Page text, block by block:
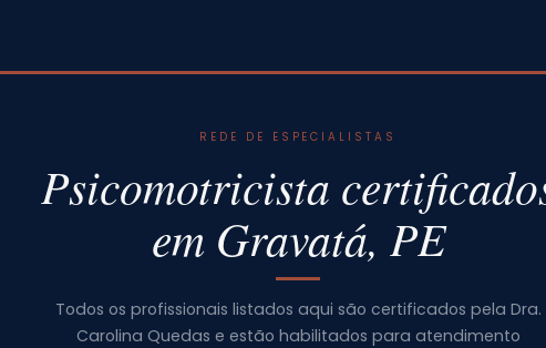
REDE DE ESPECIALISTAS
Psicomotricista
em Gravatá, PE
Todos os profissionais listados aqui são certificados pela Dra.
Carolina Quedas e estão habilitados para atendimento